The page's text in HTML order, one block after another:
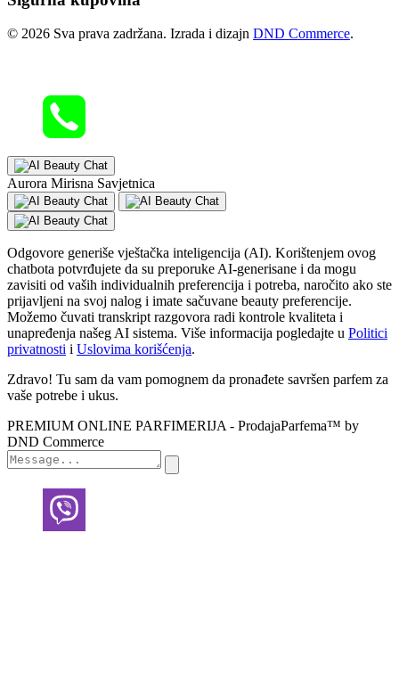
© 2026 Sva prava zadržana. Izrada i dizajn DND Commerce.
Aurora Mirisna Savjetnica
Odgovore generiše vještačka inteligencija (AI). Korištenjem ovog
chatbota potvrđujete da su preporuke AI-generisane i da mogu
zavisiti od vaših individualnih preferencija i potreba, naročito ako ste
prijavljeni na svoj nalog i imate sačuvane beauty preferencije.
Možemo čuvati transkript razgovora radi kontrole kvaliteta i
unapređenja našeg AI sistema. Više informacija pogledajte u Politici
privatnosti i Uslovima korišćenja.
Zdravo! Tu sam da vam pomognem da pronađete savršen parfem za
vaše potrebe i ukus.
PREMIUM ONLINE PARFIMERIJA - ProdajaParfema™ by
DND Commerce